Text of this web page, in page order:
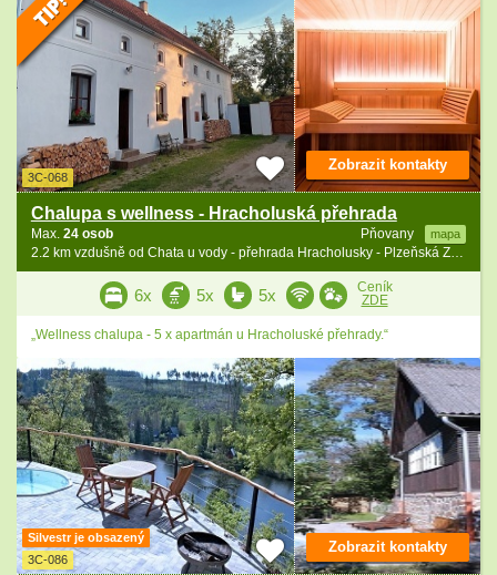
3C-068
Chalupa s wellness - Hracholuská přehrada
Pňovany mapa
Max. 24 osob
2.2 km vzdušně od Chata u vody - přehrada Hracholusky - Plzeňská ZOO
Zobrazit kontakty
6x 5x 5x
Ceník
ZDE
„Wellness chalupa - 5 x apartmán u Hracholuské přehrady.“
Silvestr je obsazený
3C-086
Zobrazit kontakty